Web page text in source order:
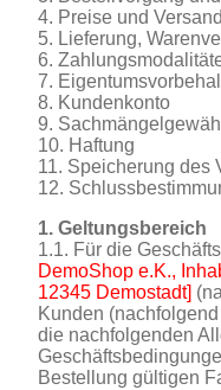
4. Preise und
5. Lieferung,
6.
7.
8. Kundenkonto
9.
10. Haftung
11. Speicherung des
12.
1. Geltungsbereich
1.1. Für die
DemoShop e.K.,
12345 Demostadt]
Kunden
die nachfolgenden
Bestellung gültigen